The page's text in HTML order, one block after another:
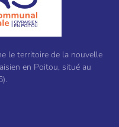
le territoire de la nouvelle
en Poitou, situé au